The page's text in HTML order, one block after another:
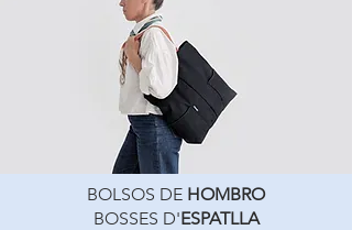
BOLSOS DE HOMBRO
BOSSES D'ESPATLLA